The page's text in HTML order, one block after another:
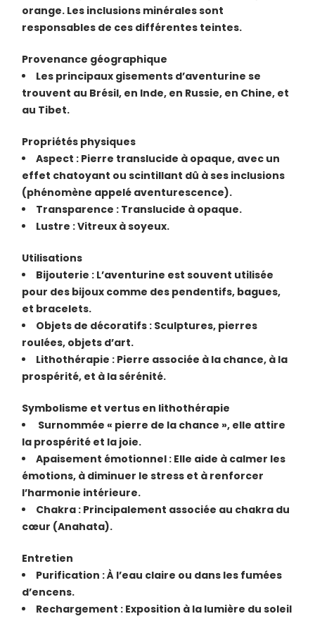
orange. Les inclusions minérales sont
responsables de ces différentes teintes.
Provenance géographique
Les principaux gisements d’aventurine se
trouvent au Brésil, en Inde, en Russie, en Chine, et
au Tibet.
Propriétés physiques
Aspect : Pierre translucide à opaque, avec un
effet chatoyant ou scintillant dû à ses inclusions
(phénomène appelé aventurescence).
Transparence : Translucide à opaque.
Lustre : Vitreux à soyeux.
Utilisations
Bijouterie : L’aventurine est souvent utilisée
pour des bijoux comme des pendentifs, bagues,
et bracelets.
Objets de décoratifs : Sculptures, pierres
roulées, objets d’art.
Lithothérapie : Pierre associée à la chance, à la
prospérité, et à la sérénité.
Symbolisme et vertus en lithothérapie
Surnommée « pierre de la chance », elle attire
la prospérité et la joie.
Apaisement émotionnel : Elle aide à calmer les
émotions, à diminuer le stress et à renforcer
l’harmonie intérieure.
Chakra : Principalement associée au chakra du
cœur (Anahata).
Entretien
Purification : À l’eau claire ou dans les fumées
d’encens.
Rechargement : Exposition à la lumière du soleil